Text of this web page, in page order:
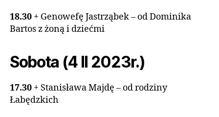
18.30 + Genowefę Jastrząbek – od Dominika
Bartos z żoną i dziećmi
Sobota (4 II 2023r.)
17.30 + Stanisława Majdę – od rodziny
Łabędzkich